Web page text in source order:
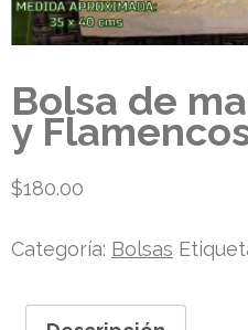
Bolsa de
y
$180.00
Categoría: Bolsas